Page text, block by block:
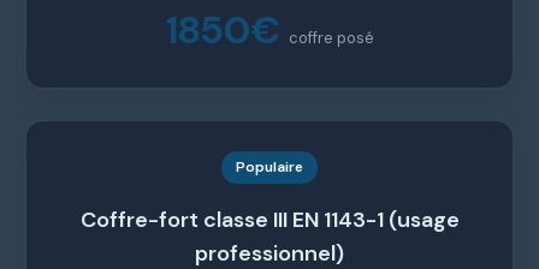
1850€ coffre posé
Populaire
Coffre-fort classe III EN 1143-1 (usage
professionnel)